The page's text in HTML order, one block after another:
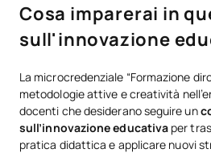
Cosa imparerai in
sull'innovazione
La microcredenziale “Formazione
metodologie attive e creatività
docenti che desiderano seguire un
sull’innovazione educativa per
pratica didattica e applicare nuovi